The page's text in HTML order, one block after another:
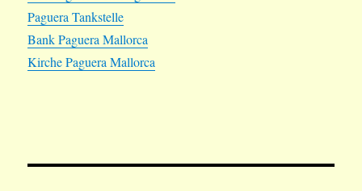
Paguera Tankstelle
Bank Paguera Mallorca
Kirche Paguera Mallorca